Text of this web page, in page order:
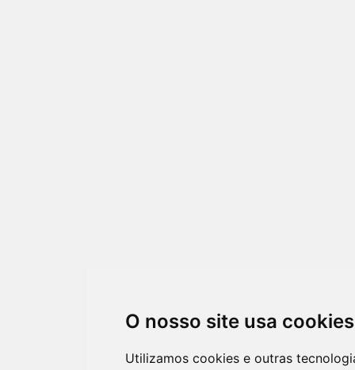
O nosso site usa cookies
Utilizamos cookies e outras